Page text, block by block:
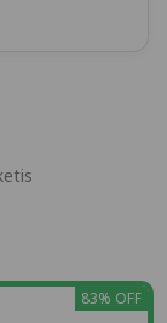
83% OFF